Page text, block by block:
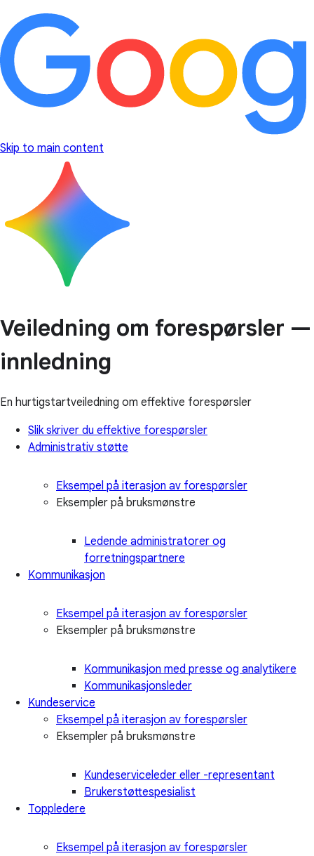
Skip to main content
Veiledning om forespørsler —
innledning
En hurtigstartveiledning om effektive forespørsler
Slik skriver du effektive forespørsler
Administrativ støtte
Eksempel på iterasjon av forespørsler
Eksempler på bruksmønstre
Ledende administratorer og
forretningspartnere
Kommunikasjon
Eksempel på iterasjon av forespørsler
Eksempler på bruksmønstre
Kommunikasjon med presse og analytikere
Kommunikasjonsleder
Kundeservice
Eksempel på iterasjon av forespørsler
Eksempler på bruksmønstre
Kundeserviceleder eller -representant
Brukerstøttespesialist
Toppledere
Eksempel på iterasjon av forespørsler